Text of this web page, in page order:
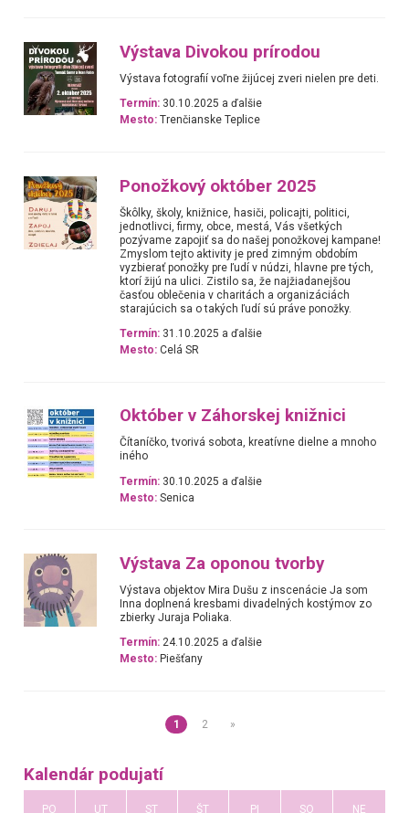
Výstava Divokou prírodou
Výstava fotografií voľne žijúcej zveri nielen pre deti.
Termín: 30.10.2025 a ďalšie
Mesto: Trenčianske Teplice
Ponožkový október 2025
Škôlky, školy, knižnice, hasiči, policajti, politici,
jednotlivci, firmy, obce, mestá, Vás všetkých
pozývame zapojiť sa do našej ponožkovej kampane!
Zmyslom tejto aktivity je pred zimným obdobím
vyzbierať ponožky pre ľudí v núdzi, hlavne pre tých,
ktorí žijú na ulici. Zistilo sa, že najžiadanejšou
časťou oblečenia v charitách a organizáciách
starajúcich sa o takých ľudí sú práve ponožky.
Termín: 31.10.2025 a ďalšie
Mesto: Celá SR
Október v Záhorskej knižnici
Čítaníčko, tvorivá sobota, kreatívne dielne a mnoho
iného
Termín: 30.10.2025 a ďalšie
Mesto: Senica
Výstava Za oponou tvorby
Výstava objektov Mira Dušu z inscenácie Ja som
Inna doplnená kresbami divadelných kostýmov zo
zbierky Juraja Poliaka.
Termín: 24.10.2025 a ďalšie
Mesto: Piešťany
1 2 »
Kalendár podujatí
PO UT ST ŠT PI SO NE